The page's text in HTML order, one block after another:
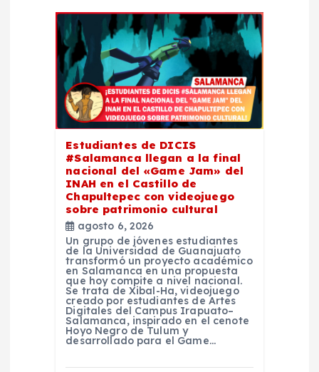
Estudiantes de DICIS
#Salamanca llegan a la final
nacional del «Game Jam» del
INAH en el Castillo de
Chapultepec con videojuego
sobre patrimonio cultural
agosto 6, 2026
Un grupo de jóvenes estudiantes
de la Universidad de Guanajuato
transformó un proyecto académico
en Salamanca en una propuesta
que hoy compite a nivel nacional.
Se trata de Xibal-Ha, videojuego
creado por estudiantes de Artes
Digitales del Campus Irapuato–
Salamanca, inspirado en el cenote
Hoyo Negro de Tulum y
desarrollado para el Game…